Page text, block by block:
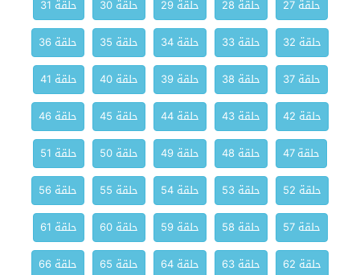
حلقة 27
حلقة 28 حلقة 29 حلقة 30
حلقة 31
حلقة 32
حلقة 33 حلقة 34 حلقة 35
حلقة 36
حلقة 37
حلقة 38 حلقة 39 حلقة 40
حلقة 41
حلقة 42
حلقة 43 حلقة 44 حلقة 45
حلقة 46
حلقة 47
حلقة 48 حلقة 49 حلقة 50
حلقة 51
حلقة 52
حلقة 53 حلقة 54 حلقة 55
حلقة 56
حلقة 57
حلقة 58 حلقة 59 حلقة 60
حلقة 61
حلقة 62
حلقة 63 حلقة 64 حلقة 65
حلقة 66